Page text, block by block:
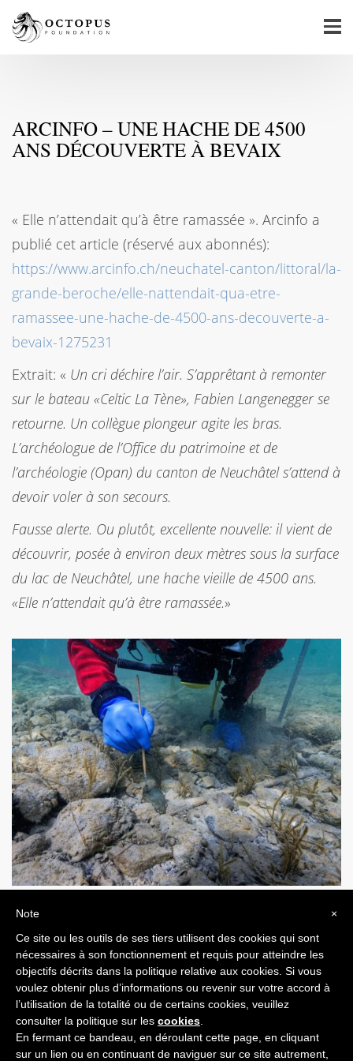
ARCINFO – UNE HACHE DE 4500
ANS DÉCOUVERTE À BEVAIX
« Elle n’attendait qu’à être ramassée ». Arcinfo a
publié cet article (réservé aux abonnés):
https://www.arcinfo.ch/neuchatel-canton/littoral/la-
grande-beroche/elle-nattendait-qua-etre-
ramassee-une-hache-de-4500-ans-decouverte-a-
bevaix-1275231
Extrait: « Un cri déchire l’air. S’apprêtant à remonter
sur le bateau «Celtic La Tène», Fabien Langenegger se
retourne. Un collègue plongeur agite les bras.
L’archéologue de l’Office du patrimoine et de
l’archéologie (Opan) du canton de Neuchâtel s’attend à
devoir voler à son secours.
Fausse alerte. Ou plutôt, excellente nouvelle: il vient de
découvrir, posée à environ deux mètres sous la surface
du lac de Neuchâtel, une hache vieille de 4500 ans.
«Elle n’attendait qu’à être ramassée.»
Merci à Arcinfo d’avoir couvert ce projet
ARTICLE PRÉCÉDENT ARTICLE SUIVANT
×
Note
Ce site ou les outils de ses tiers utilisent des cookies qui sont
nécessaires à son fonctionnement et requis pour atteindre les
objectifs décrits dans la politique relative aux cookies. Si vous
voulez obtenir plus d’informations ou revenir sur votre accord à
l’utilisation de la totalité ou de certains cookies, veuillez
consulter la politique sur les cookies
En fermant ce bandeau, en déroulant cette page, en cliquant
sur un lien ou en continuant de naviguer sur ce site autrement,